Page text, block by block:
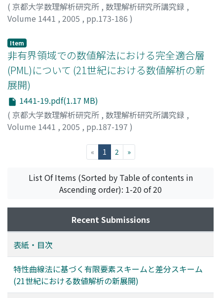
( 京都大学数理解析研究所 , 数理解析研究所講究録 ,
Volume 1441 , 2005 , pp.173-186 )
Item
非有界領域での数値解法における完全適合層
(PML)について (21世紀における数値解析の新
展開)
1441-19.pdf(1.17 MB)
( 京都大学数理解析研究所 , 数理解析研究所講究録 ,
Volume 1441 , 2005 , pp.187-197 )
« 1 (current)
2 »
List Of Items (Sorted by Table of contents in
Ascending order): 1-20 of 20
Recent Submissions
表紙・目次
特性曲線法に基づく有限要素スキームと差分スキーム
(21世紀における数値解析の新展開)